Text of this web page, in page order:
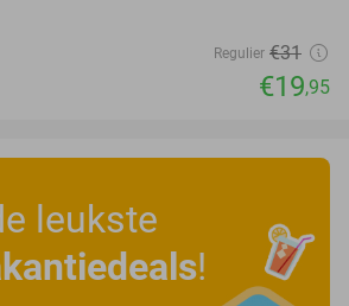
Regulier €31
€19,95
leukste
!